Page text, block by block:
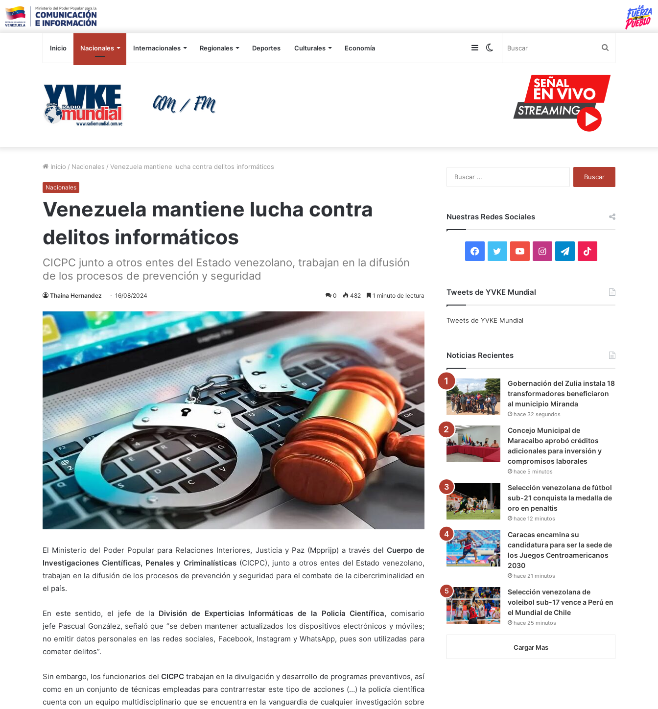
Inicio Nacionales Internacionales Regionales Deportes Culturales Economía Switch
Sidebar
Inicio / Nacionales / Venezuela mantiene lucha contra delitos informáticos
Nacionales
Venezuela mantiene lucha contra
delitos informáticos
CICPC junto a otros entes del Estado venezolano, trabajan en la difusión
de los procesos de prevención y seguridad
Thaina Hernandez 16/08/2024 0 482 1 minuto de lectura
El Ministerio del Poder Popular para Relaciones Interiores, Justicia y Paz (Mpprijp) a través del Cuerpo de
Investigaciones Científicas, Penales y Criminalísticas (CICPC), junto a otros entes del Estado venezolano,
trabajan en la difusión de los procesos de prevención y seguridad para el combate de la cibercriminalidad en
el país.
En este sentido, el jefe de la División de Experticias Informáticas de la Policía Científica, comisario
jefe Pascual González, señaló que “se deben mantener actualizados los dispositivos electrónicos y móviles;
no emitir datos personales en las redes sociales, Facebook, Instagram y WhatsApp, pues son utilizadas para
cometer delitos”.
Sin embargo, los funcionarios del CICPCtrabajan en la divulgación y desarrollo de programas preventivos, así
como en un conjunto de técnicas empleadas para contrarrestar este tipo de acciones (…) la policía científica
cuenta con un equipo multidisciplinario que se encuentra en la vanguardia de cualquier investigación sobre
Nuestras Redes Sociales
F
c
o
k
i
r
Y
u
e
I
r
a
m
T
a
m
Tweets de YVKE Mundial
Tweets de YVKE Mundial
Noticias Recientes
Gobernación del Zulia instala 18
transformadores beneficiaron
al municipio Miranda
hace 32 segundos
Concejo Municipal de
Maracaibo aprobó créditos
adicionales para inversión y
compromisos laborales
hace 5 minutos
Selección venezolana de fútbol
sub-21 conquista la medalla de
oro en penaltis
hace 12 minutos
Caracas encamina su
candidatura para ser la sede de
los Juegos Centroamericanos
2030
hace 21 minutos
Selección venezolana de
voleibol sub-17 vence a Perú en
el Mundial de Chile
hace 25 minutos
Cargar Mas